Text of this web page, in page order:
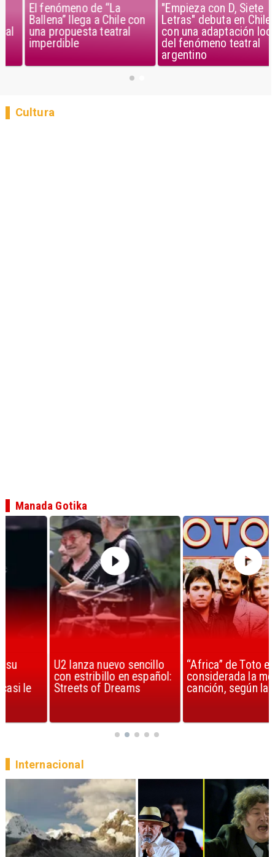
El fenómeno de “La
Ballena” llega a Chile con
una propuesta teatral
imperdible
"Empieza con D, Siete
Letras" debuta en Chile
con una adaptación local
del fenómeno teatral
argentino
Cultura
U2 lanza nuevo sencillo
con estribillo en español:
Streets of Dreams
“Africa” de Toto es
considerada la mejor
canción, según la ciencia
Manada Gotika
Internacional